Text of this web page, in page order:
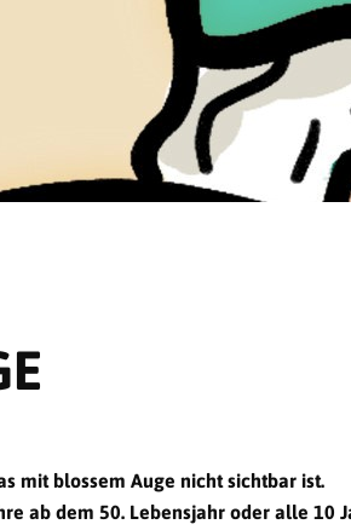
mit blossem Auge nicht sichtbar ist.
ab dem 50. Lebensjahr oder alle 10